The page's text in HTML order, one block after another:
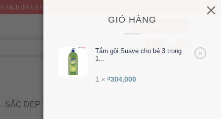
GIỎ HÀNG
×
Tắm gội Suave cho bé 3 trong
1...
1 × ₫304,000
sách đổi trả hàng
SẮC ĐẸP